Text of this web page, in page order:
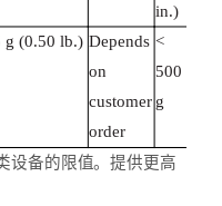
in.)
g (0.50 lb.) Depends
on
customer
order
<
500
g
设备的限值。提供更高